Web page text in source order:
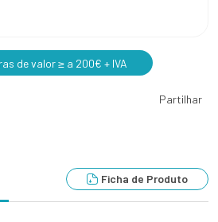
de valor ≥ a 200€ + IVA
Partilhar
Ficha de Produto